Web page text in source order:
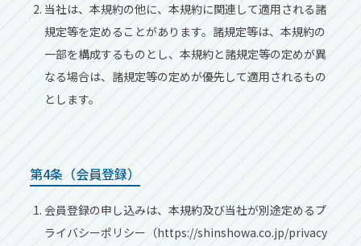
当社は、本規約の他に、本規約に関連して適用される諸
規定等を定めることがあります。諸規定等は、本規約の
一部を構成するものとし、本規約と諸規定等の定めが異
なる場合は、諸規定等の定めが優先して適用されるもの
とします。
第4条（会員登録）
会員登録の申し込みは、本規約及び当社が別途定めるプ
ライバシーポリシー（https://shinshowa.co.jp/privacy